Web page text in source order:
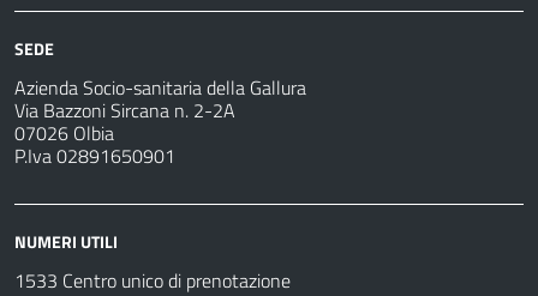
SEDE
Azienda Socio-sanitaria della Gallura
Via Bazzoni Sircana n. 2-2A
07026 Olbia
P.Iva 02891650901
NUMERI UTILI
1533 Centro unico di prenotazione